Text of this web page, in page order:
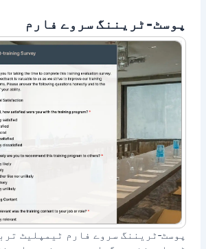
پوسٹ‑ٹریننگ سروے فارم
پوسٹ‑ٹریننگ سروے فارم ٹیمپلیٹ